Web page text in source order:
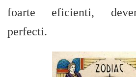
foarte eficienti,
perfecti.